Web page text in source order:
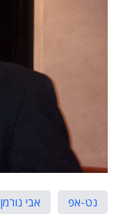
נט-אפ אבי נורמן